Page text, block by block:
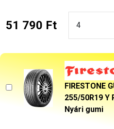
51 790 Ft
FIRESTONE
255/50R19 Y
Nyári gumi